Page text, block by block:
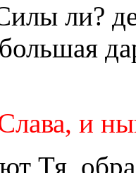
ли?
и
Тя,